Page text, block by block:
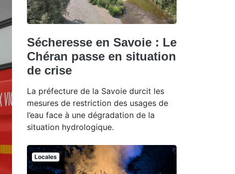
Sécheresse en Savoie : Le
Chéran passe en situation
de crise
La préfecture de la Savoie durcit les
mesures de restriction des usages de
l’eau face à une dégradation de la
situation hydrologique.
Locales